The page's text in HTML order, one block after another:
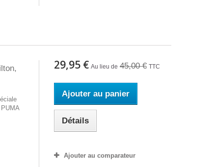
29,95 € Au lieu de 45,00 € TTC
Ajouter au panier
Détails
Ajouter au comparateur